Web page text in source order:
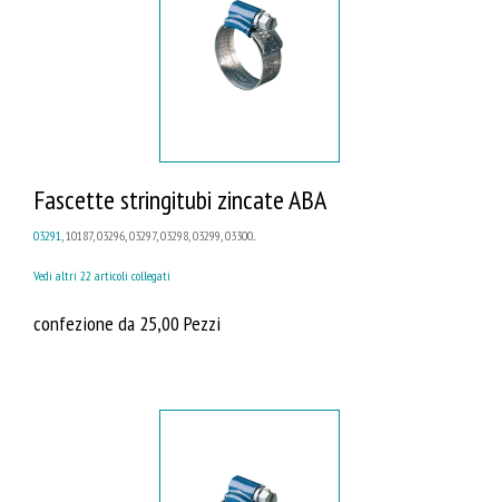
Fascette stringitubi zincate ABA
03291, 10187, 03296, 03297, 03298, 03299, 03300...
Vedi altri 22 articoli collegati
confezione da 25,00 Pezzi